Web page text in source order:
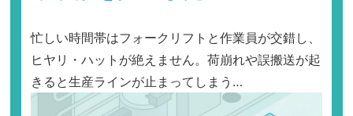
忙しい時間帯はフォークリフトと作業員が交錯し、
ヒヤリ・ハットが絶えません。荷崩れや誤搬送が起
きると生産ラインが止まってしまう…